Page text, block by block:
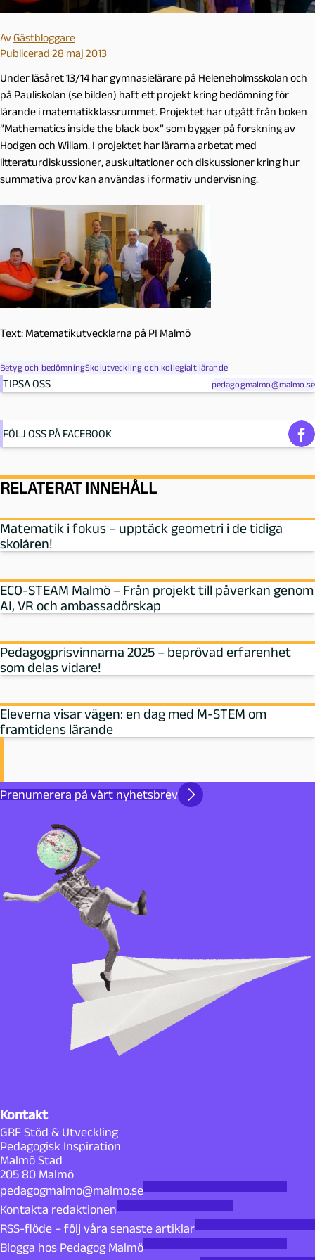
AvGästbloggare
Publicerad 28 maj 2013
Under läsåret 13/14 har gymnasielärare på Heleneholmsskolan och
på Pauliskolan (se bilden) haft ett projekt kring bedömning för
lärande i matematikklassrummet. Projektet har utgått från boken
”Mathematics inside the black box” som bygger på forskning av
Hodgen och Wiliam. I projektet har lärarna arbetat med
litteraturdiskussioner, auskultationer och diskussioner kring hur
summativa prov kan användas i formativ undervisning.
Text: Matematikutvecklarna på PI Malmö
Betyg och bedömningSkolutveckling och kollegialt lärande
TIPSA OSS pedagogmalmo@malmo.se
FÖLJ OSS PÅ FACEBOOK
RELATERAT INNEHÅLL
Matematik i fokus – upptäck geometri i de tidiga
skolåren!
ECO-STEAM Malmö – Från projekt till påverkan genom
AI, VR och ambassadörskap
Pedagogprisvinnarna 2025 – beprövad erfarenhet
som delas vidare!
Eleverna visar vägen: en dag med M‑STEM om
framtidens lärande
Prenumerera på vårt nyhetsbrev
Kontakt
GRF Stöd & Utveckling
Pedagogisk Inspiration
Malmö Stad
205 80 Malmö
pedagogmalmo@malmo.se
Kontakta redaktionen
RSS-flöde – följ våra senaste artiklar
Blogga hos Pedagog Malmö